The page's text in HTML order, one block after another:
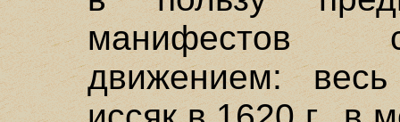
манифестов
движением: